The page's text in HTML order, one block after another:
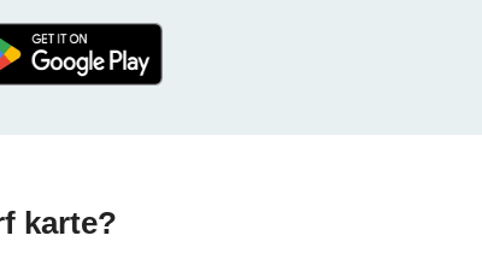
karte?